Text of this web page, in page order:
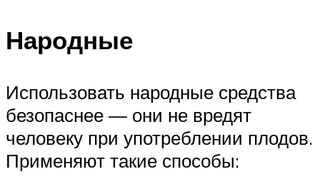
Народные
Использовать народные средства
безопаснее — они не вредят
человеку при употреблении плодов.
Применяют такие способы: